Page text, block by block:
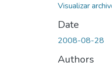
Visualizar
Date
2008-08-28
Authors